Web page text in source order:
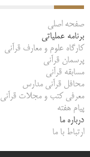
صفحه اصلی
برنامه عملیاتی
کارگاه علوم و معارف قرآنی
پرسمان قرآنی
مسابقه قرآنی
محافل قرآنی مدارس
معرفی کتب و مجلات قرآنی
پیام هفته
درباره ما
ارتباط با ما